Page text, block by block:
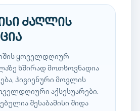
ძაღლის
ყოველდღიურ
ხშირად მოთხოვნადია
ჰიგიენური მოვლის
აქსესუარები.
შესაბამისი შიდა